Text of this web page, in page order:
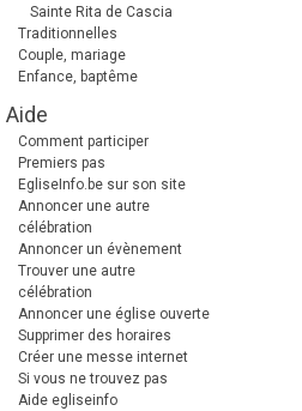
Sainte Rita de Cascia
Traditionnelles
Couple, mariage
Enfance, baptême
Aide
Comment participer
Premiers pas
EgliseInfo.be sur son site
Annoncer une autre
célébration
Annoncer un évènement
Trouver une autre
célébration
Annoncer une église ouverte
Supprimer des horaires
Créer une messe internet
Si vous ne trouvez pas
Aide egliseinfo